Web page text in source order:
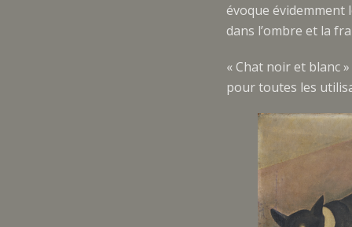
évoque évidemment
dans l’ombre et la
« Chat noir et blanc
pour toutes les